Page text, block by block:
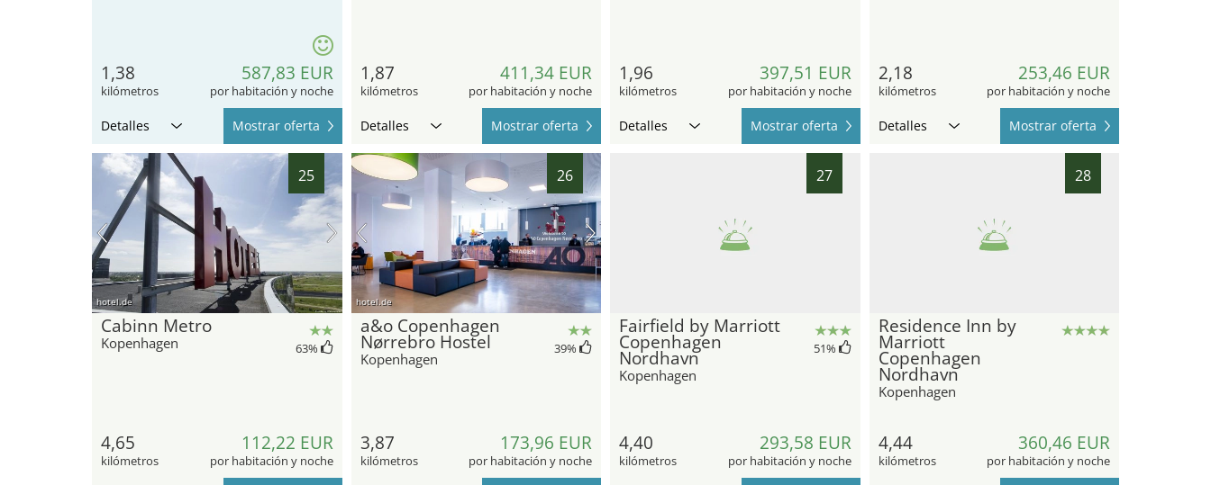
1,38
kilómetros
587,83 EUR
por habitación y noche
Detalles Mostrar oferta
1,87
kilómetros
411,34 EUR
por habitación y noche
Detalles Mostrar oferta
1,96
kilómetros
397,51 EUR
por habitación y noche
Detalles Mostrar oferta
2,18
kilómetros
253,46 EUR
por habitación y noche
Detalles Mostrar oferta
25
hotel.de
Cabinn Metro
Kopenhagen 63%
4,65
kilómetros
112,22 EUR
por habitación y noche
26
hotel.de
a&o Copenhagen
Nørrebro Hostel
Kopenhagen
39%
3,87
kilómetros
173,96 EUR
por habitación y noche
27
Fairfield by Marriott
Copenhagen
Nordhavn
Kopenhagen
51%
4,40
kilómetros
293,58 EUR
por habitación y noche
28
Residence Inn by
Marriott
Copenhagen
Nordhavn
Kopenhagen
4,44
kilómetros
360,46 EUR
por habitación y noche